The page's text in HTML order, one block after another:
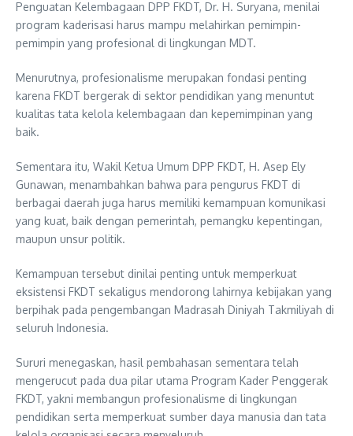
Penguatan Kelembagaan DPP FKDT, Dr. H. Suryana, menilai
program kaderisasi harus mampu melahirkan pemimpin-
pemimpin yang profesional di lingkungan MDT.
Menurutnya, profesionalisme merupakan fondasi penting
karena FKDT bergerak di sektor pendidikan yang menuntut
kualitas tata kelola kelembagaan dan kepemimpinan yang
baik.
Sementara itu, Wakil Ketua Umum DPP FKDT, H. Asep Ely
Gunawan, menambahkan bahwa para pengurus FKDT di
berbagai daerah juga harus memiliki kemampuan komunikasi
yang kuat, baik dengan pemerintah, pemangku kepentingan,
maupun unsur politik.
Kemampuan tersebut dinilai penting untuk memperkuat
eksistensi FKDT sekaligus mendorong lahirnya kebijakan yang
berpihak pada pengembangan Madrasah Diniyah Takmiliyah di
seluruh Indonesia.
Sururi menegaskan, hasil pembahasan sementara telah
mengerucut pada dua pilar utama Program Kader Penggerak
FKDT, yakni membangun profesionalisme di lingkungan
pendidikan serta memperkuat sumber daya manusia dan tata